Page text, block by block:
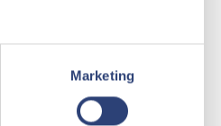
Marketing